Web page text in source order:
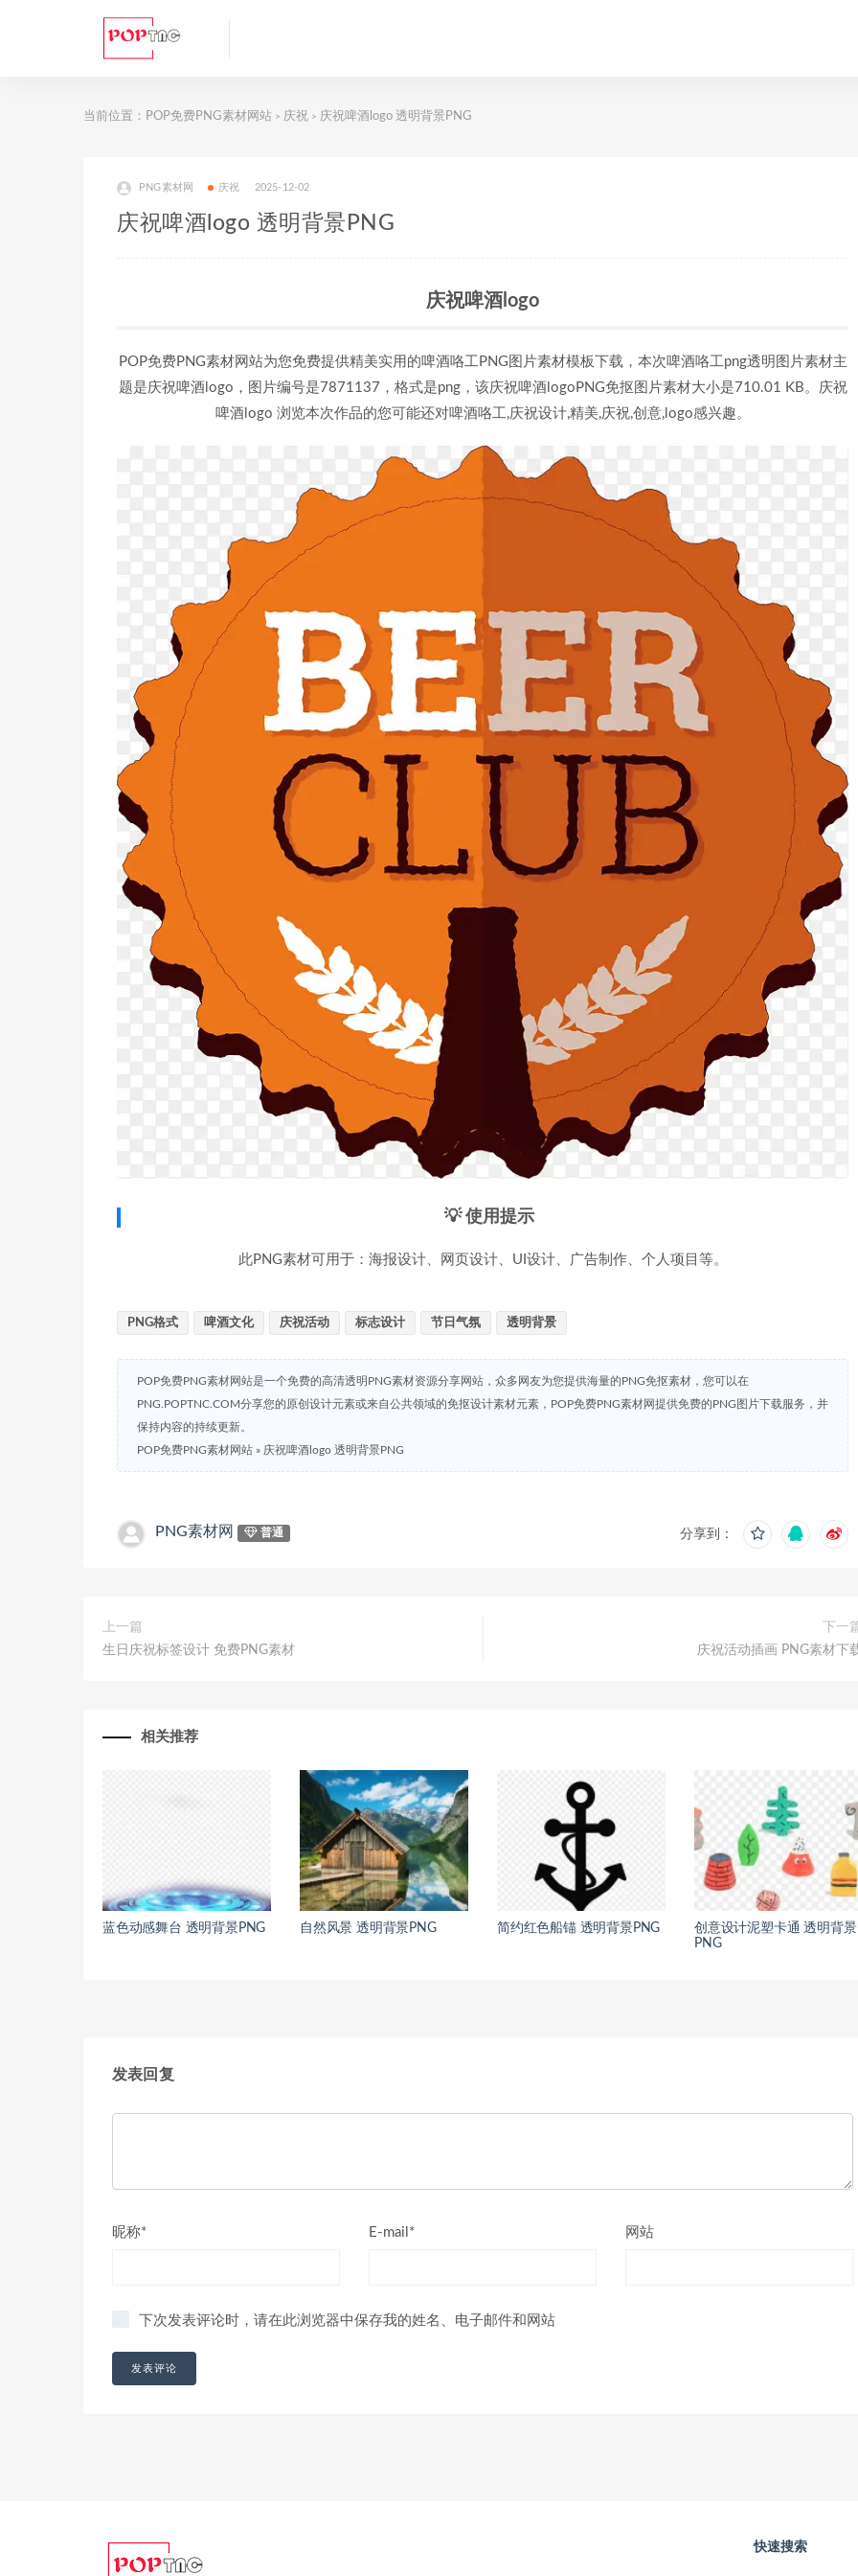
当前位置： POP免费PNG素材网站 > 庆祝 > 庆祝啤酒logo 透明背景PNG
PNG素材网 庆祝 2025-12-02
庆祝啤酒logo 透明背景PNG
庆祝啤酒logo
POP免费PNG素材网站为您免费提供精美实用的啤酒咯工PNG图片素材模板下载，本次啤酒咯工png透明图片素材主
题是庆祝啤酒logo，图片编号是7871137，格式是png，该庆祝啤酒logoPNG免抠图片素材大小是710.01 KB。庆祝
啤酒logo 浏览本次作品的您可能还对啤酒咯工,庆祝设计,精美,庆祝,创意,logo感兴趣。
💡 使用提示
此PNG素材可用于：海报设计、网页设计、UI设计、广告制作、个人项目等。
PNG格式 啤酒文化 庆祝活动 标志设计 节日气氛 透明背景
POP免费PNG素材网站是一个免费的高清透明PNG素材资源分享网站，众多网友为您提供海量的PNG免抠素材，您可以在
PNG.POPTNC.COM分享您的原创设计元素或来自公共领域的免抠设计素材元素，POP免费PNG素材网提供免费的PNG图片下载服务，并
保持内容的持续更新。
POP免费PNG素材网站 » 庆祝啤酒logo 透明背景PNG
PNG素材网 普通 分享到：
上一篇
生日庆祝标签设计 免费PNG素材
下一
庆祝活动插画 PNG素材下
相关推荐
蓝色动感舞台 透明背景PNG 自然风景 透明背景PNG 简约红色船锚 透明背景PNG
创意设计泥塑卡通 透明背景
PNG
发表回复
昵称* E-mail* 网站
下次发表评论时，请在此浏览器中保存我的姓名、电子邮件和网站
快速搜索